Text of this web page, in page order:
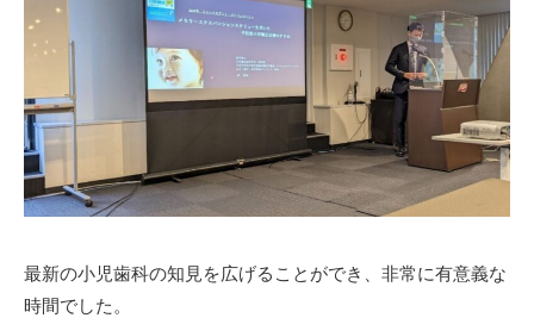
最新の小児歯科の知見を広げることができ、非常に有意義な
時間でした。